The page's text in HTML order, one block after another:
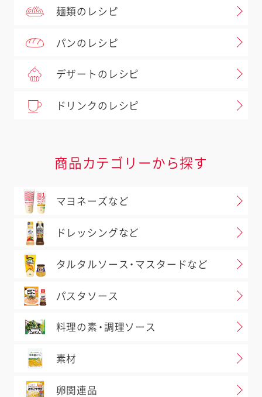
麺類のレシピ
パンのレシピ
デザートのレシピ
ドリンクのレシピ
商品カテゴリーから探す
マヨネーズなど
ドレッシングなど
タルタルソース・マスタードなど
パスタソース
料理の素・調理ソース
素材
卵関連品